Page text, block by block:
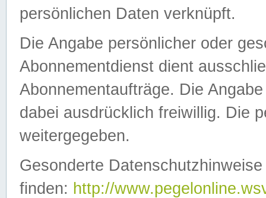
persönlichen Daten verknüpft.
Die Angabe persönlicher oder
Abonnementdienst dient
Abonnementaufträge. Die
dabei ausdrücklich freiwillig. Die
weitergegeben.
Gesonderte
finden: http://